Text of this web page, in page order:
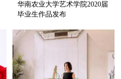
华南农业大学艺术学院2020届
毕业生作品发布